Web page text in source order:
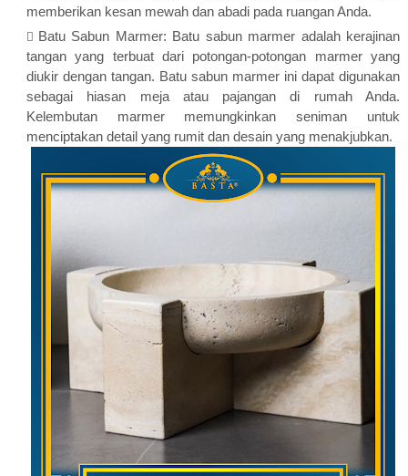
memberikan kesan mewah dan abadi pada ruangan Anda.
Batu Sabun Marmer: Batu sabun marmer adalah kerajinan
tangan yang terbuat dari potongan-potongan marmer yang
diukir dengan tangan. Batu sabun marmer ini dapat digunakan
sebagai hiasan meja atau pajangan di rumah Anda.
Kelembutan marmer memungkinkan seniman untuk
menciptakan detail yang rumit dan desain yang menakjubkan.